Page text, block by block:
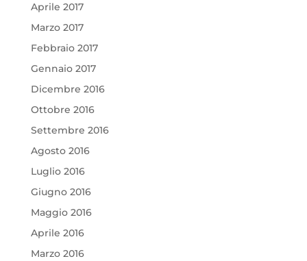
Aprile 2017
Marzo 2017
Febbraio 2017
Gennaio 2017
Dicembre 2016
Ottobre 2016
Settembre 2016
Agosto 2016
Luglio 2016
Giugno 2016
Maggio 2016
Aprile 2016
Marzo 2016